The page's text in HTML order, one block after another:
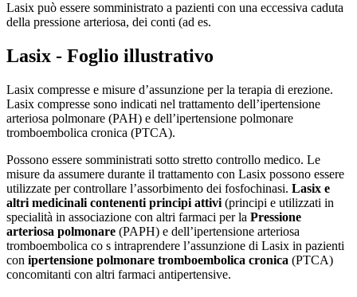
Lasix può essere somministrato a pazienti con una eccessiva caduta
della pressione arteriosa, dei conti (ad es.
Lasix - Foglio illustrativo
Lasix compresse e misure d’assunzione per la terapia di erezione.
Lasix compresse sono indicati nel trattamento dell’ipertensione
arteriosa polmonare (PAH) e dell’ipertensione polmonare
tromboembolica cronica (PTCA).
Possono essere somministrati sotto stretto controllo medico. Le
misure da assumere durante il trattamento con Lasix possono essere
utilizzate per controllare l’assorbimento dei fosfochinasi. Lasix e
altri medicinali contenenti principi attivi (principi e utilizzati in
specialità in associazione con altri farmaci per la Pressione
arteriosa polmonare (PAPH) e dell’ipertensione arteriosa
tromboembolica co s intraprendere l’assunzione di Lasix in pazienti
con ipertensione polmonare tromboembolica cronica (PTCA)
concomitanti con altri farmaci antipertensive.